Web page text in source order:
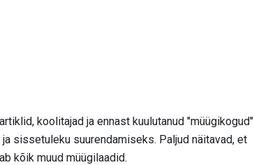
koolitajad ja ennast kuulutanud "müügikogud"
sissetuleku suurendamiseks. Paljud näitavad, et
kõik muud müügilaadid.